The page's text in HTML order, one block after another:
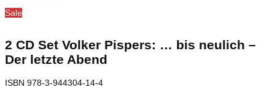
Sale
2 CD Set Volker Pispers: … bis neulich –
Der letzte Abend
ISBN 978-3-944304-14-4